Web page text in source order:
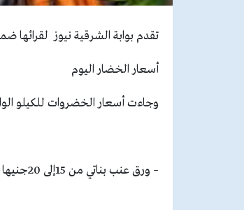
تقدم بوابة الشرقية نيوز لقرائها ضمن
أسعار الخضار اليوم
وجاءت أسعار الخضروات للكيلو
– ورق عنب بناتي من 15إلى 20جنيها، والبلدي بالسعر ذاته.